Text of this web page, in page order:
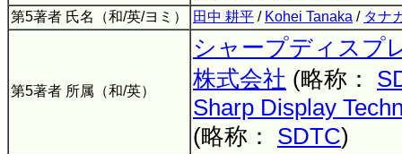
第5著者 氏名（和/英/ヨミ） 田中 耕平 / Kohei Tanaka / タナ
第5著者 所属（和/英）
シャープディスプ
株式会社 (略称：
Sharp Display
(略称： SDTC)